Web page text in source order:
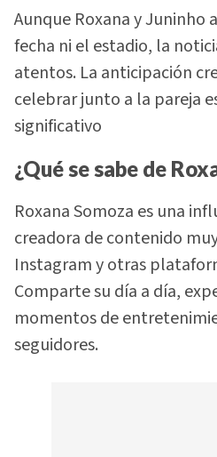
Aunque Roxana y Juninho
fecha ni el estadio, la
atentos. La anticipación
celebrar junto a la pareja
significativo
¿Qué se sabe de
Roxana Somoza es una
creadora de contenido
Instagram y otras
Comparte su día a día,
momentos de
seguidores.